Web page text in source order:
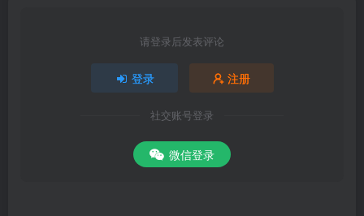
请登录后发表评论
登录 注册
社交账号登录
微信登录